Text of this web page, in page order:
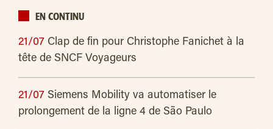
EN CONTINU
21/07 Clap de fin pour Christophe Fanichet à la
tête de SNCF Voyageurs
21/07 Siemens Mobility va automatiser le
prolongement de la ligne 4 de São Paulo